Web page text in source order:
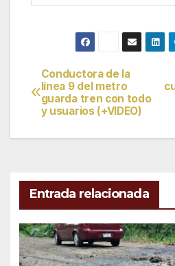
Navegación
de
entradas
Conductora de la
línea 9 del metro
guarda tren con todo
y usuarios (+VIDEO)
Entrada relacionada